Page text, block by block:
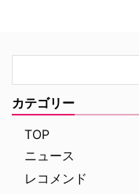
で、現在は救急外来の医師
ジム・マーチャントは、院
り残されたすべての人々を
め、病院内を徐々に制圧して
カテゴリー
TOP
ニュース
レコメンド